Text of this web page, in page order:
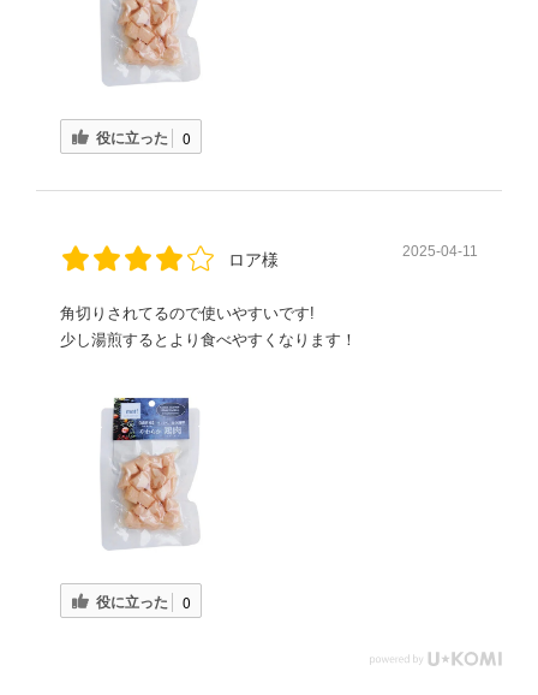
役に立った 0
ロア様 2025-04-11
角切りされてるので使いやすいです!
少し湯煎するとより食べやすくなります！
役に立った 0